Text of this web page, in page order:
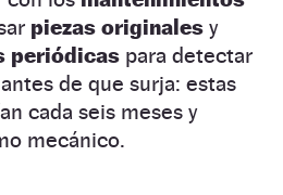
piezas originales y
periódicas para detectar
de que surja: estas
cada seis meses y
mecánico.